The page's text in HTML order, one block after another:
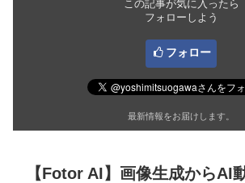
この記事が気に入ったら
フォローしよう
フォロー
最新情報をお届けします。
【Fotor AI】画像生成からAI